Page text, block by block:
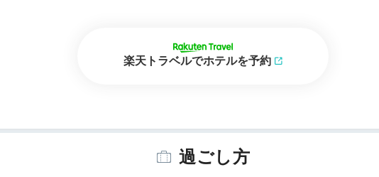
楽天トラベルでホテルを予約
過ごし方